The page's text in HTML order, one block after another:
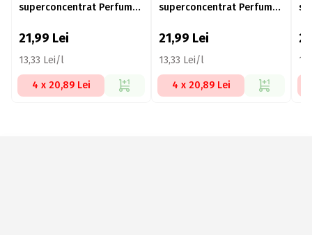
superconcentrat Perfumes
spălări, 1,65l
21,99 Lei
13,33 Lei/l
4 x 20,89 Lei
superconcentrat Perfumes
spălări, 1.65l
21,99 Lei
13,33 Lei/l
4 x 20,89 Lei